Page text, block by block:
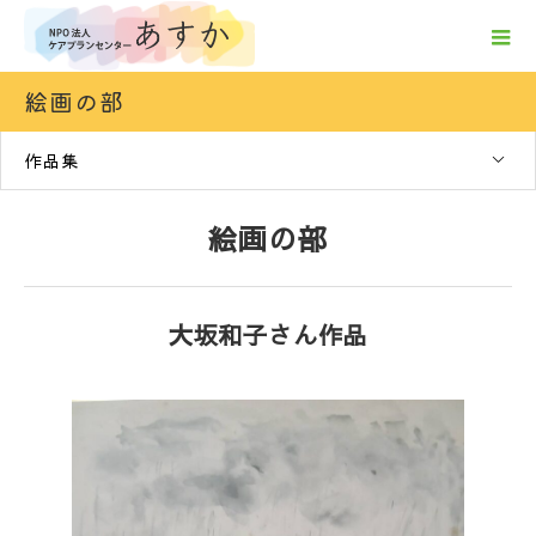
絵画の部
作品集
絵画の部
大坂和子さん作品